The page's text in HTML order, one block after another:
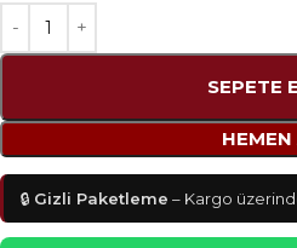
SEPETE
HEMEN
🔒 Gizli Paketleme – Kargo